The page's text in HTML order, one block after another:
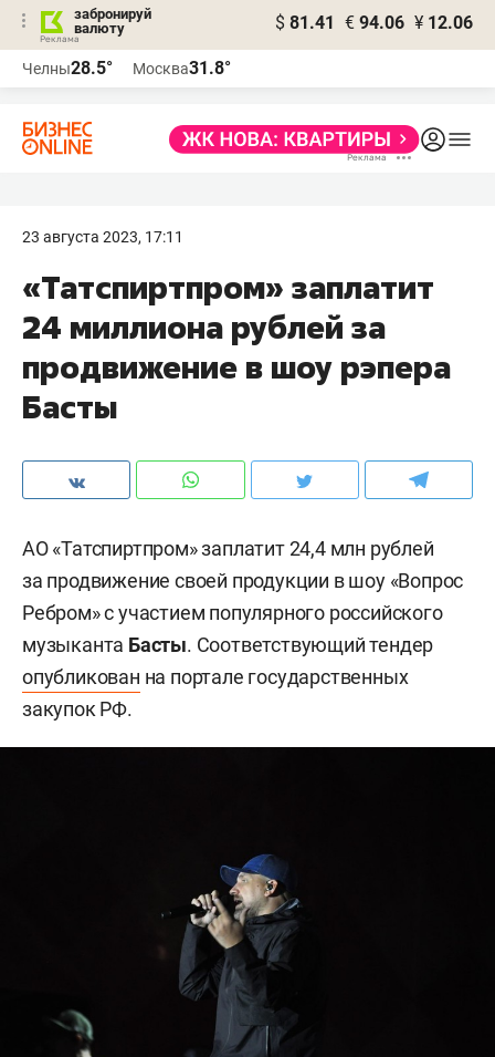
забронируй
валюту
$ 81.41 € 94.06 ¥ 12.06
Челны28.5° Москва31.8°
23 августа 2023, 17:11
«Татспиртпром» заплатит
24 миллиона рублей за
продвижение в шоу рэпера
Басты
АО «Татспиртпром» заплатит 24,4 млн рублей
за продвижение своей продукции в шоу «Вопрос
Ребром» с участием популярного российского
музыканта Басты. Соответствующий тендер
опубликован на портале государственных
закупок РФ.